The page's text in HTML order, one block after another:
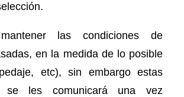
las condiciones de
en la medida de lo posible
etc), sin embargo estas
se les comunicará una vez